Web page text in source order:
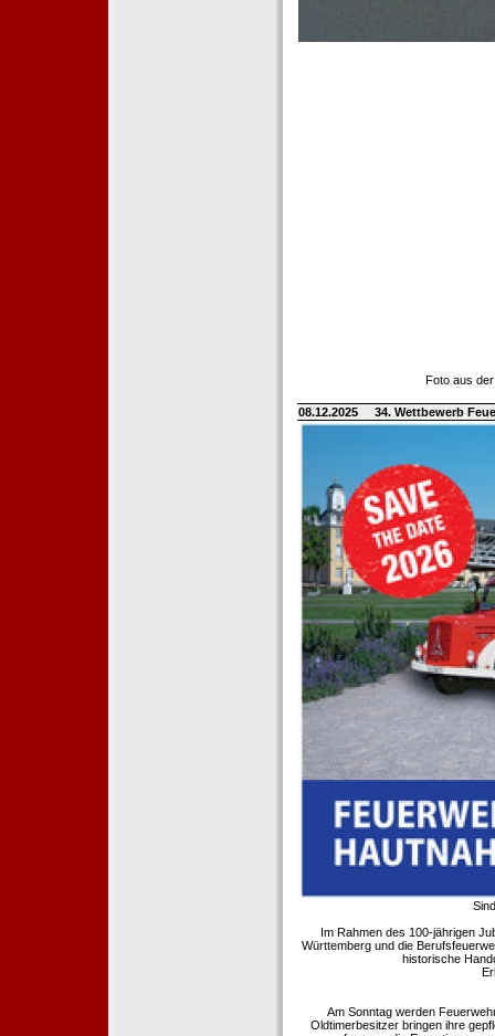
Foto aus
08.12.2025 34. Wettbewerb
Im Rahmen des 100-jährigen
Württemberg und die
historische
Am Sonntag werden
Oldtimerbesitzer bringen ihre